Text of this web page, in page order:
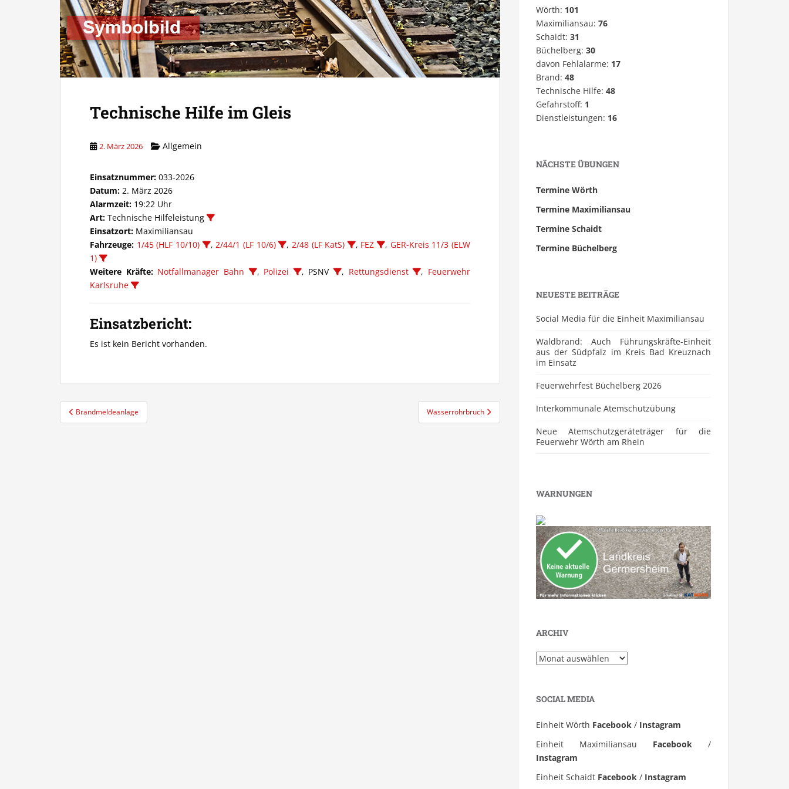
Technische Hilfe im Gleis
2. März 2026 Allgemein
Einsatznummer: 033-2026
Datum: 2. März 2026
Alarmzeit: 19:22 Uhr
Art: Technische Hilfeleistung
Einsatzort: Maximiliansau
Fahrzeuge: 1/45 (HLF 10/10) ,2/44/1 (LF 10/6) , 2/48 (LF KatS) , FEZ , GER-Kreis 11/3 (ELW
1)
Weitere Kräfte: Notfallmanager Bahn , Polizei , PSNV , Rettungsdienst , Feuerwehr
Karlsruhe
Einsatzbericht:
Es ist kein Bericht vorhanden.
Beitragsnavigation
Brandmeldeanlage Wasserrohrbruch
Wörth: 101
Maximiliansau: 76
Schaidt: 31
Büchelberg: 30
davon Fehlalarme: 17
Brand: 48
Technische Hilfe: 48
Gefahrstoff: 1
Dienstleistungen: 16
NÄCHSTE ÜBUNGEN
Termine Wörth
Termine Maximiliansau
Termine Schaidt
Termine Büchelberg
NEUESTE BEITRÄGE
Social Media für die Einheit Maximiliansau
Waldbrand: Auch Führungskräfte-Einheit
aus der Südpfalz im Kreis Bad Kreuznach
im Einsatz
Feuerwehrfest Büchelberg 2026
⁠Interkommunale Atemschutzübung
Neue Atemschutzgeräteträger für die
Feuerwehr Wörth am Rhein
WARNUNGEN
ARCHIV
Archiv
SOCIAL MEDIA
Einheit Wörth Facebook / Instagram
Einheit Maximiliansau Facebook /
Instagram
Einheit Schaidt Facebook / Instagram